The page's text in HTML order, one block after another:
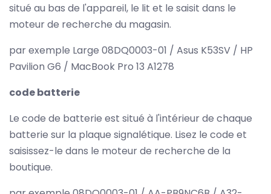
situé au bas de l'appareil, le lit et le saisit dans le
moteur de recherche du magasin.
par exemple Large 08DQ0003-01 / Asus K53SV / HP
Pavilion G6 / MacBook Pro 13 A1278
code batterie
Le code de batterie est situé à l'intérieur de chaque
batterie sur la plaque signalétique. Lisez le code et
saisissez-le dans le moteur de recherche de la
boutique.